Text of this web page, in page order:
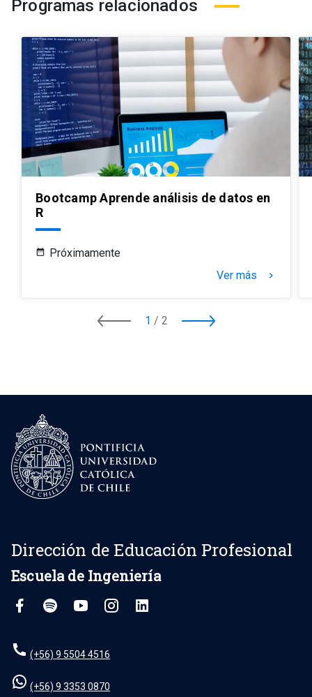
Programas relacionados
Bootcamp Aprende análisis de datos en
R
Próximamente
Ver más
keyboard_arrow_right
1 / 2
Dirección de Educación Profesional
Escuela de Ingeniería
(+56) 9 5504 4516
(+56) 9 3353 0870